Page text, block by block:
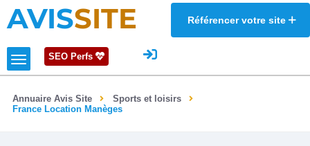
AVISSITE Référencer votre site
SEO Perfs
Annuaire Avis Site
Sports et loisirs
France Location Manèges